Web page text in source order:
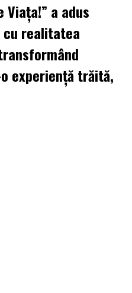
Viața!” a adus
realitatea
experiență trăită,